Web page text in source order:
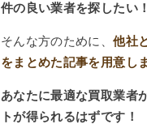
件の良い業者を探したい！
そんな方のために、他社
をまとめた記事を用意し
あなたに最適な買取業者
トが得られるはずです！